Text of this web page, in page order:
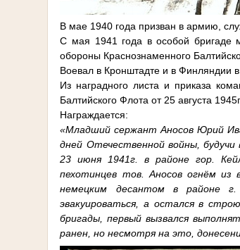
В мае 1940 года призван в армию,
С мая 1941 года в особой бригаде
обороны Краснознаменного
Воевал в Кронштадте и в Финляндии
Из наградного листа и приказа
Балтийского Флота от 25 августа 1945г.
Награждается:
«Младший сержант Аносов Юрий
дней Отечественной войны, будучи
23 июня 1941г. в районе гор.
пехотинцев тов. Аносов огнём
немецким десантом в районе г.
эвакуироваться, а остался в
бригады, первый вызвался
ранен, но несмотря на это,